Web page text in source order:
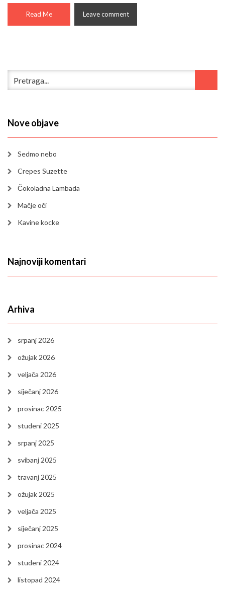
Read Me Leave comment
Nove objave
Sedmo nebo
Crepes Suzette
Čokoladna Lambada
Mačje oči
Kavine kocke
Najnoviji komentari
Arhiva
srpanj 2026
ožujak 2026
veljača 2026
siječanj 2026
prosinac 2025
studeni 2025
srpanj 2025
svibanj 2025
travanj 2025
ožujak 2025
veljača 2025
siječanj 2025
prosinac 2024
studeni 2024
listopad 2024